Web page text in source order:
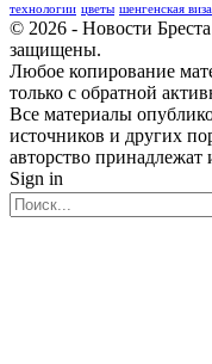
технологии цветы шенгенская виза
© 2026 - Новости
защищены.
Любое копирование
только с обратной
Все материалы
источников и других
авторство
Sign in